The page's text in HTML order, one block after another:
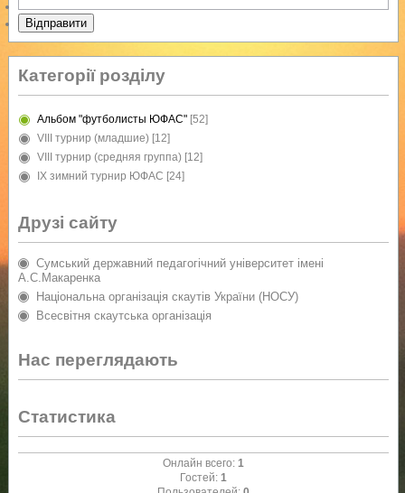
Відправити
Категорії розділу
Альбом "футболисты ЮФАС" [52]
VIII турнир (младшие) [12]
VIII турнир (средняя группа) [12]
IX зимний турнир ЮФАС [24]
Друзі сайту
Сумський державний педагогічний університет імені
А.С.Макаренка
Національна організація скаутів України (НОСУ)
Всесвітня скаутська організація
Нас переглядають
Статистика
Онлайн всего: 1
Гостей: 1